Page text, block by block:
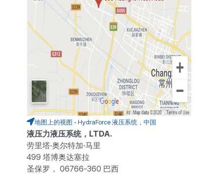
地图上的视图 - HydraForce 液压系统，中国
液压力液压系统，LTDA.
劳里塔·奥尔特加·马里
499 塔博奥达塞拉
圣保罗， 06766-360 巴西